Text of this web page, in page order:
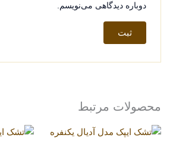
دوباره دیدگاهی می‌نویسم.
محصولات مرتبط